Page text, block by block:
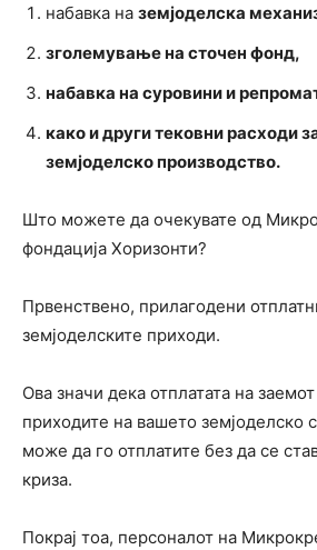
набавка на земјоделска
зголемување на сточен фонд,
набавка на суровини и
како и други тековни расходи
земјоделско производство.
Што можете да очекувате од
фондација Хоризонти?
Првенствено, прилагодени
земјоделските приходи.
Ова значи дека отплатата на
приходите на вашето земјоделско
може да го отплатите без да се
криза.
Покрај тоа, персоналот на